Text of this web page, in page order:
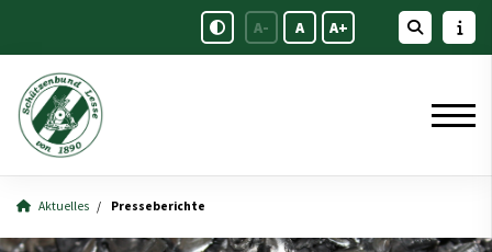
A- A A+
Aktuelles Presseberichte